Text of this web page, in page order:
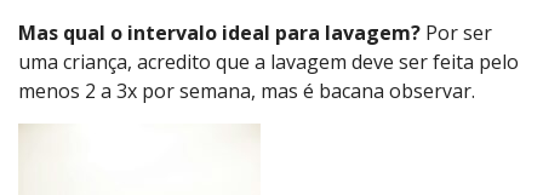
Mas qual o intervalo ideal para lavagem? Por ser
uma criança, acredito que a lavagem deve ser feita pelo
menos 2 a 3x por semana, mas é bacana observar.